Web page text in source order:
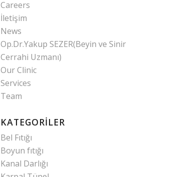
Careers
İletişim
News
Op.Dr.Yakup SEZER(Beyin ve Sinir
Cerrahi Uzmanı)
Our Clinic
Services
Team
KATEGORILER
Bel Fıtığı
Boyun fıtığı
Kanal Darlığı